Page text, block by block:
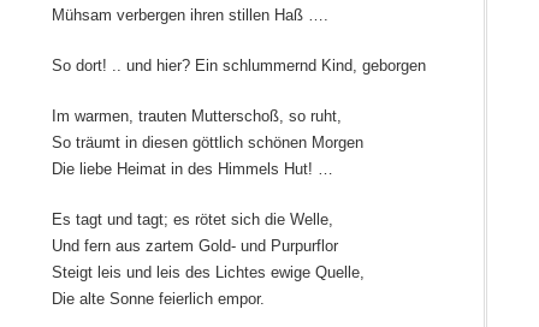
Mühsam verbergen ihren stillen Haß ….
So dort! .. und hier? Ein schlummernd Kind, geborgen
Im warmen, trauten Mutterschoß, so ruht,
So träumt in diesen göttlich schönen Morgen
Die liebe Heimat in des Himmels Hut! …
Es tagt und tagt; es rötet sich die Welle,
Und fern aus zartem Gold- und Purpurflor
Steigt leis und leis des Lichtes ewige Quelle,
Die alte Sonne feierlich empor.